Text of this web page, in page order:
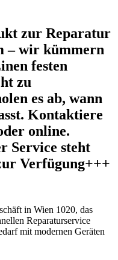
zur Reparatur
– wir kümmern
festen
zu
es ab, wann
Kontaktiere
online.
Service steht
Verfügung+++
in Wien 1020, das
Reparaturservice
mit modernen Geräten